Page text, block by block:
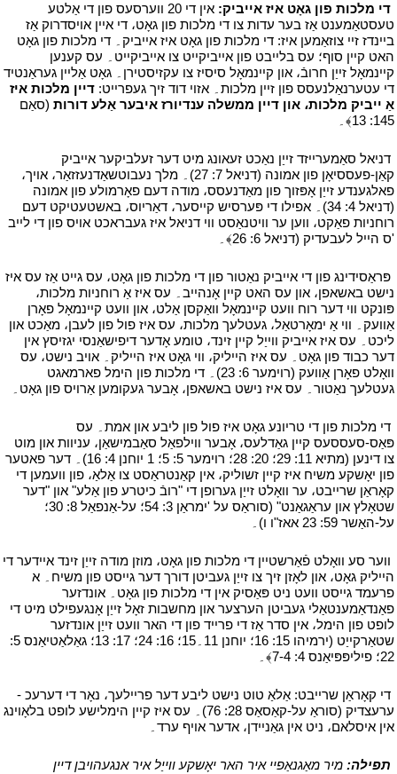
די מלכות פון גאָט איז אייביק:
אין די 20 ווערסעס פון די אַלטע
טעסטאַמענט אַז בער עדות צו די מלכות פון גאָט، די איין אויסדרוק אַז
ביינדז זיי צוזאַמען איז: די מלכות פון גאָט איז אייביק۔ די מלכות פון גאָט
האט קיין סוף؛ עס בלייבט פון אייביקייט צו אייביקייט۔ עס קענען
קיינמאָל זייַן חרובֿ، און קיינמאָל סיסיז צו עקזיסטירן۔ גאָט אַליין געראַנטיד
די עטערנאַלנעסס פון זיין מלכות۔ אזוי דוד זיך געפרייט: דיין מלכות איז
אַ ייביק מלכות، און דיין ממשלה ענדיורז איבער אַלע דורות (סאַם
145: 13﴾۔
דניאל סאַמערייזד זייַן נאַכט זעאונג מיט דער זעלביקער אייביק
קאַן-פעססיאָן פון אמונה (דניאל 7: 27)۔ מלך נעבוטשאַדנעזזאַר، אויך،
פאלגענדע זייַן אָפּזוך פון מאַדנעסס، מודה דעם פאָרמולע פון אמונה
(דניאל 4: 34)۔ אפילו די פּערסיש קייסער، דאַריוס، באשטעטיקט דעם
רוחניות פאַקט، ווען ער וויטנאַסט ווי דניאל איז געבראכט אויס פון די לייב
'ס הייל לעבעדיק (דניאל 6: 26﴾۔
פּראַסידינג פון די אייביק נאַטור פון די מלכות פון גאָט، עס גייט אַז עס איז
נישט באשאפן، און עס האט קיין אָנהייב۔ עס איז אַ רוחניות מלכות،
פּונקט ווי דער רוח וועט קיינמאָל וואַקסן אַלט، און וועט קיינמאָל פאָרן
אַוועק۔ ווי אַ ימאָרטאַל، געטלעך מלכות، עס איז פול פון לעבן، מאַכט און
ליכט۔ עס איז אייביק ווייַל קיין זינד، טומע אָדער דיפישאַנסי יגזיסץ אין
דער כבוד פון גאָט۔ עס איז הייליק، ווי גאָט איז הייליק۔ אויב נישט، עס
וואָלט פאָרן אַוועק (רוימער 6: 23)۔ די מלכות פון הימל פארמאגט
געטלעך נאַטור۔ עס איז נישט באשאפן، אָבער געקומען אַרויס פון גאָט۔
די מלכות פון די טריונע גאָט איז פול פון ליבע און אמת۔ עס
פּאַס-סעססעס קיין גאַדלעס، אָבער ווילפאַל סאַבמישאַן، עניוות און מוט
צו דינען (מתיא 11: 29؛ 20: 28؛ רוימער 5: 5؛ 1 יוחנן 4: 16)۔ דער פאטער
פון יאָשקע משיח איז קיין זשוליק، אין קאַנטראַסט צו אַלאַ، פון וועמען די
קאָראַן שרייבט، ער וואָלט זייַן גערופן די "רובֿ כיטרע פון אַלע" און "דער
שטאָלץ און עראַגאַנט" (סוראַס על 'ימראַן 3: 54؛ על-אַנפאַל 8: 30؛
על-האַשר 59: 23 אאז"ו ו)۔
ווער סע וואָלט פֿאַרשטיין די מלכות פון גאָט، מוזן מודה זייַן זינד איידער די
הייליק גאָט، און לאָזן זיך צו זייַן געביטן דורך דער גייסט פון משיח۔ א
פרעמד גייסט וועט ניט פּאַסיק אין די מלכות פון גאָט۔ אונדזער
פאַנדאַמענטאַלי געביטן הערצער און מחשבות זאָל זייַן אָנגעפילט מיט די
לופט פון הימל، אין סדר אַז די פרייד פון די האר וועט זייַן אונדזער
שטאַרקייַט (ירמיהו 15: 16؛ יוחנן 11۔15؛ 16: 24؛ 17: 13؛ גאַלאַטיאַנס 5:
22؛ פיליפּפּיאַנס 4: 7-4﴾۔
די קאָראַן שרייבט: אַלאַ טוט נישט ליבע דער פריילעך، נאָר די דערעכ -
ערעצדיק (סוראַ על-קאַסאַס 28: 76)۔ עס איז קיין הימלישע לופט בלאָוינג
אין איסלאם، ניט אין גאַניידן، אדער אויף ערד۔
תפילה: מיר מאַגנאַפיי איר האר יאָשקע ווייַל איר אנגעהויבן דיין